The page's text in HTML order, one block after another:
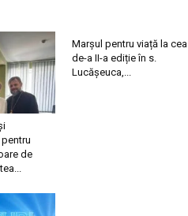
de
Marșul pentru viață la cea
de-a II-a ediție în s.
Lucășeuca,...